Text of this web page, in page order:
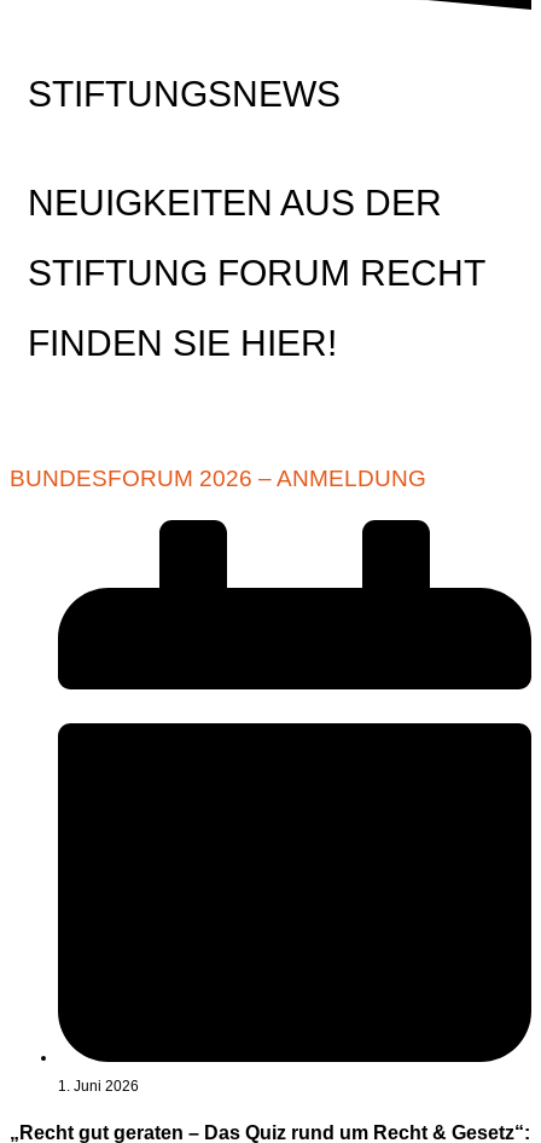
STIFTUNGSNEWS
NEUIGKEITEN AUS DER
STIFTUNG FORUM RECHT
FINDEN SIE HIER!
BUNDESFORUM 2026 – ANMELDUNG
1. Juni 2026
„Recht gut geraten – Das Quiz rund um Recht & Gesetz“: